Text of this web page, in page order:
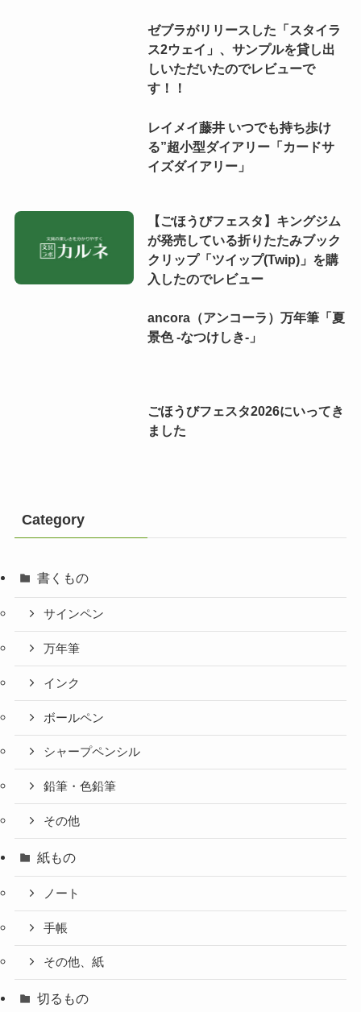
ゼブラがリリースした「スタイラ
ス2ウェイ」、サンプルを貸し出
しいただいたのでレビューで
す！！
レイメイ藤井 いつでも持ち歩け
る”超小型ダイアリー「カードサ
イズダイアリー」
【ごほうびフェスタ】キングジム
が発売している折りたたみブック
クリップ「ツイップ(Twip)」を購
入したのでレビュー
ancora（アンコーラ）万年筆「夏
景色 -なつけしき-」
ごほうびフェスタ2026にいってき
ました
Category
書くもの
サインペン
万年筆
インク
ボールペン
シャープペンシル
鉛筆・色鉛筆
その他
紙もの
ノート
手帳
その他、紙
切るもの